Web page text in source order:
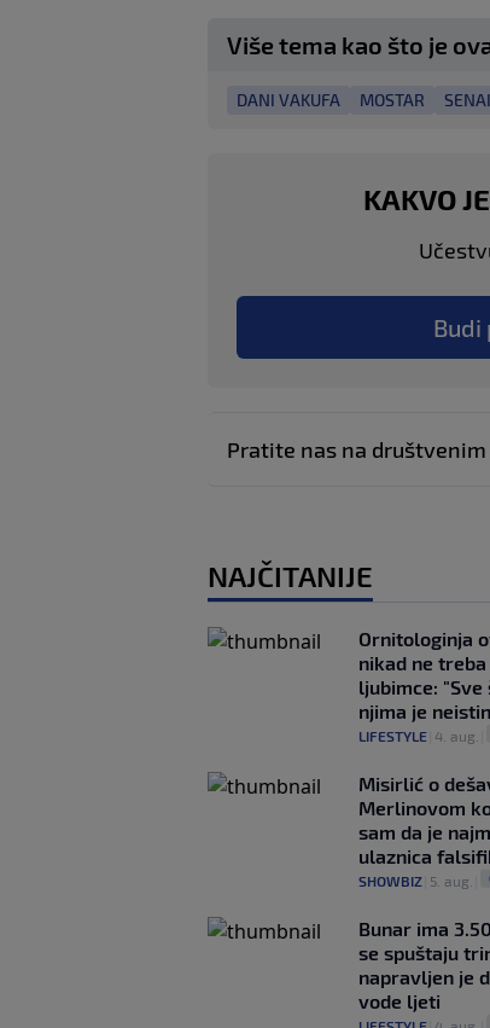
Više tema kao što je
DANI VAKUFA MOSTAR
KAKVO
Budi
Pratite nas na
NAJČITANIJE
Ornitologinja
nikad ne
ljubimce: "Sve
njima je
LIFESTYLE 4. aug.
Misirlić o
Merlinovom
sam da je
ulaznica
SHOWBIZ 5. aug.
Bunar imа
se spuštaju
napravljen je
vode ljeti